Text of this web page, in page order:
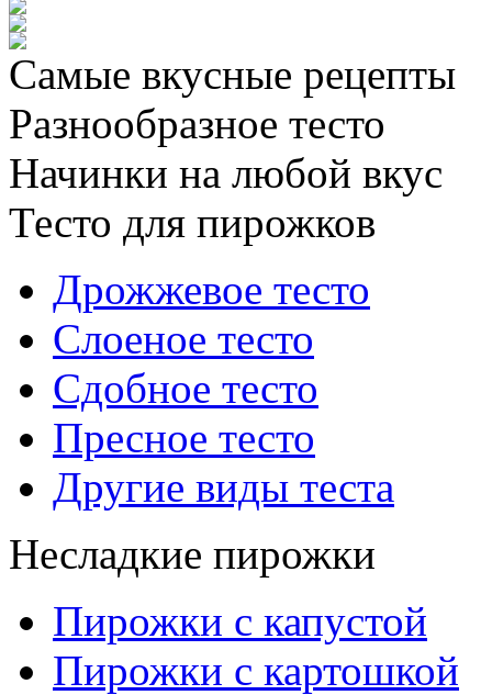
Самые вкусные рецепты
Разнообразное тесто
Начинки на любой вкус
Тесто для пирожков
Дрожжевое тесто
Слоеное тесто
Сдобное тесто
Пресное тесто
Другие виды теста
Несладкие пирожки
Пирожки с капустой
Пирожки с картошкой